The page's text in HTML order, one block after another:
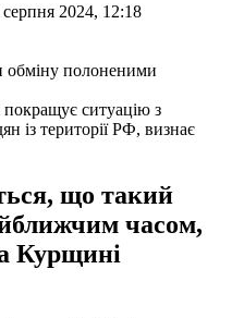
2024, 12:18
ситуацію з
із території РФ, визнає
що такий
часом,
Курщині